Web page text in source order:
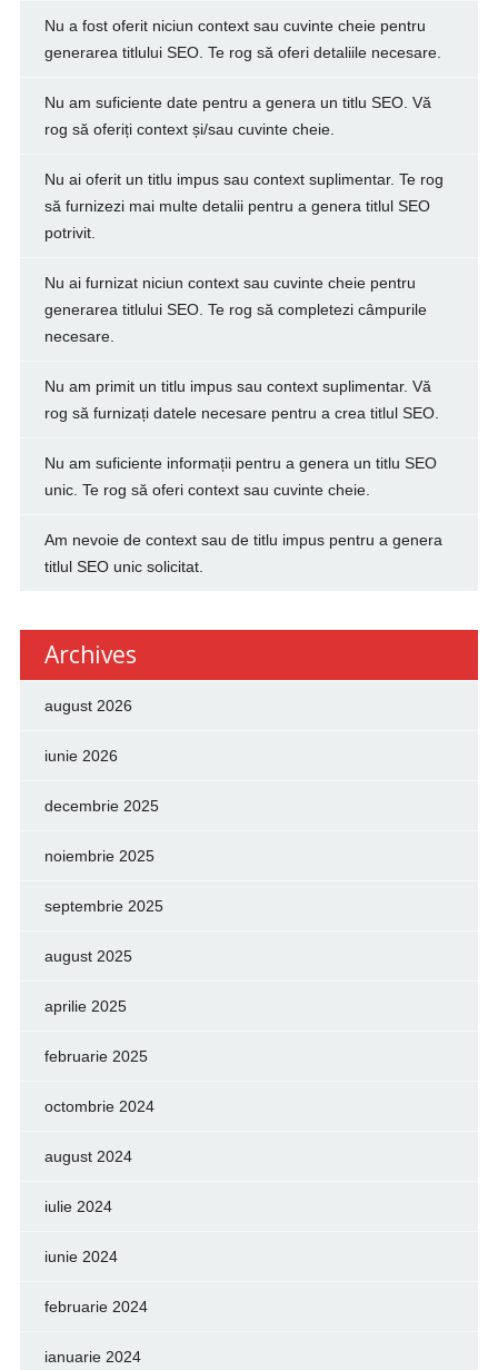
Nu a fost oferit niciun context sau cuvinte cheie pentru
generarea titlului SEO. Te rog să oferi detaliile necesare.
Nu am suficiente date pentru a genera un titlu SEO. Vă
rog să oferiți context și/sau cuvinte cheie.
Nu ai oferit un titlu impus sau context suplimentar. Te rog
să furnizezi mai multe detalii pentru a genera titlul SEO
potrivit.
Nu ai furnizat niciun context sau cuvinte cheie pentru
generarea titlului SEO. Te rog să completezi câmpurile
necesare.
Nu am primit un titlu impus sau context suplimentar. Vă
rog să furnizați datele necesare pentru a crea titlul SEO.
Nu am suficiente informații pentru a genera un titlu SEO
unic. Te rog să oferi context sau cuvinte cheie.
Am nevoie de context sau de titlu impus pentru a genera
titlul SEO unic solicitat.
Archives
august 2026
iunie 2026
decembrie 2025
noiembrie 2025
septembrie 2025
august 2025
aprilie 2025
februarie 2025
octombrie 2024
august 2024
iulie 2024
iunie 2024
februarie 2024
ianuarie 2024